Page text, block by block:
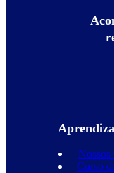
Nossos
Curso